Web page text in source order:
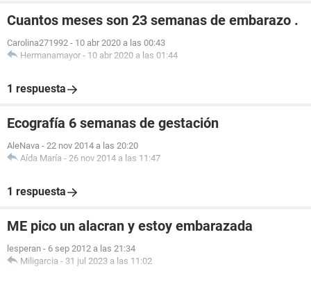
Cuantos meses son 23 semanas de embarazo .
Carolina271992 - 10 abr 2020 a las 00:43
Hermanamayor - 10 abr 2020 a las 01:44
1 respuesta
Ecografía 6 semanas de gestación
AleNava - 22 nov 2014 a las 20:20
Aída María - 26 nov 2014 a las 11:47
1 respuesta
ME pico un alacran y estoy embarazada
lesperan - 6 sep 2012 a las 21:34
Miligarcia - 31 jul 2023 a las 11:02